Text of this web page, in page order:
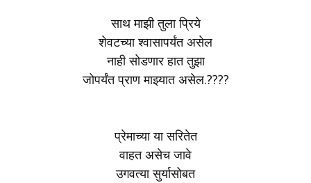
साथ माझी तुला प्रिये
शेवटच्या श्वासापर्यंत असेल
नाही सोडणार हात तुझा
जोपर्यंत प्राण माझ्यात असेल.????
प्रेमाच्या या सरितेत
वाहत असेच जावे
उगवत्या सुर्यासोबत